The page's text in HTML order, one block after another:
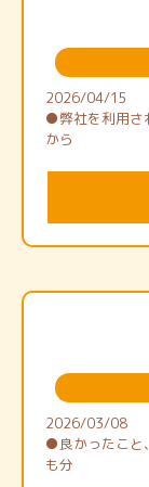
2026/04/15
●弊社を利用さ
から
2026/03/08
●良かったこと
も分